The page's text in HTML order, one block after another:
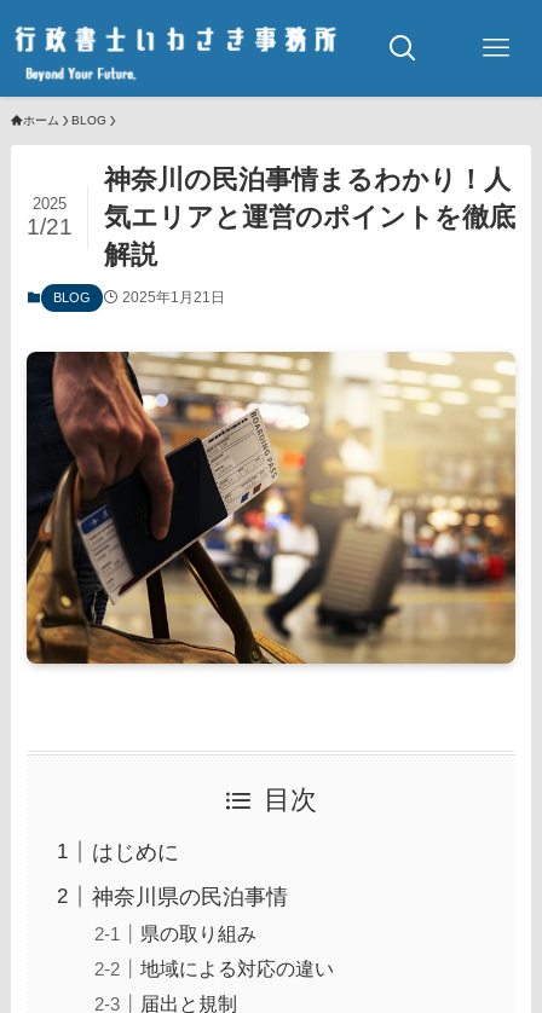
ホーム BLOG
神奈川の民泊事情まるわかり！人
気エリアと運営のポイントを徹底
解説
2025
1/21
BLOG 2025年1月21日
目次
はじめに
神奈川県の民泊事情
県の取り組み
地域による対応の違い
届出と規制